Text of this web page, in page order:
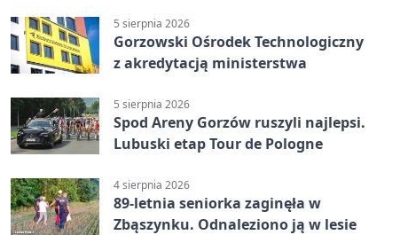
5 sierpnia 2026
Gorzowski Ośrodek Technologiczny
z akredytacją ministerstwa
5 sierpnia 2026
Spod Areny Gorzów ruszyli najlepsi.
Lubuski etap Tour de Pologne
4 sierpnia 2026
89-letnia seniorka zaginęła w
Zbąszynku. Odnaleziono ją w lesie